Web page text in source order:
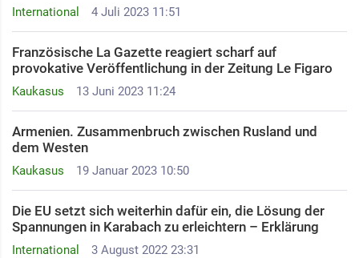
International 4 Juli 2023 11:51
Kaukasus 13 Juni 2023 11:24
Französische La Gazette reagiert scharf auf
provokative Veröffentlichung in der Zeitung Le Figaro
Kaukasus 19 Januar 2023 10:50
Armenien. Zusammenbruch zwischen Rusland und
dem Westen
International 3 August 2022 23:31
Die EU setzt sich weiterhin dafür ein, die Lösung der
Spannungen in Karabach zu erleichtern – Erklärung